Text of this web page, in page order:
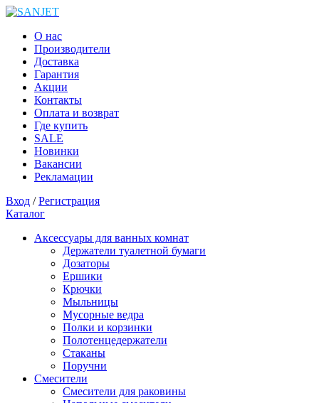
О нас
Производители
Доставка
Гарантия
Акции
Контакты
Оплата и возврат
Где купить
SALE
Новинки
Вакансии
Рекламации
Вход /Регистрация
Каталог
Аксессуары для ванных комнат
Держатели туалетной бумаги
Дозаторы
Ершики
Крючки
Мыльницы
Мусорные ведра
Полки и корзинки
Полотенцедержатели
Стаканы
Поручни
Смесители
Смесители для раковины